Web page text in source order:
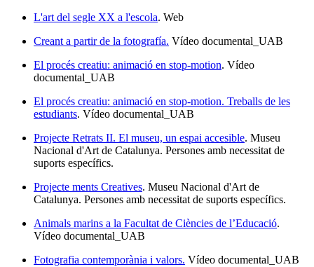
L'art del segle XX a l'escola. Web
Creant a partir de la fotografía. Vídeo documental_UAB
El procés creatiu: animació en stop-motion. Vídeo
documental_UAB
El procés creatiu: animació en stop-motion. Treballs de les
estudiants. Vídeo documental_UAB
Projecte Retrats II. El museu, un espai accesible. Museu
Nacional d'Art de Catalunya. Persones amb necessitat de
suports específics.
Projecte ments Creatives. Museu Nacional d'Art de
Catalunya. Persones amb necessitat de suports específics.
Animals marins a la Facultat de Ciències de l’Educació.
Vídeo documental_UAB
Fotografia contemporània i valors. Vídeo documental_UAB